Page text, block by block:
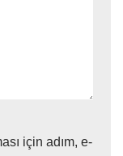
için adım, e-